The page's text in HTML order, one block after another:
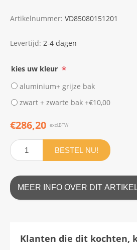
Artikelnummer: VD85080151201
Levertijd: 2-4 dagen
kies uw kleur *
aluminium+ grijze bak
zwart + zwarte bak +€10,00
€286,20 excl.BTW
BESTEL NU!
MEER INFO OVER DIT
Klanten die dit kochten,